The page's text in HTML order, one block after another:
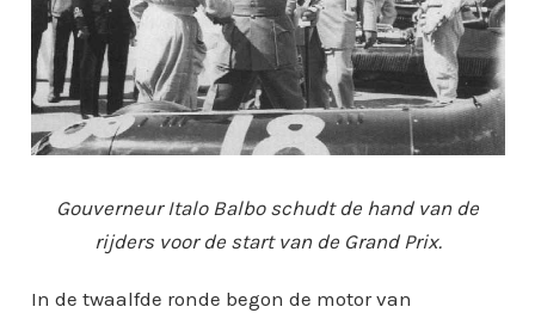
Gouverneur Italo Balbo schudt de hand van de
rijders voor de start van de Grand Prix.
In de twaalfde ronde begon de motor van